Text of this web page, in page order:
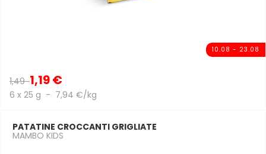
10.08 - 23.08
1,491,19 €
6 x 25 g - 7,94 €/kg
PATATINE CROCCANTI GRIGLIATE
MAMBO KIDS